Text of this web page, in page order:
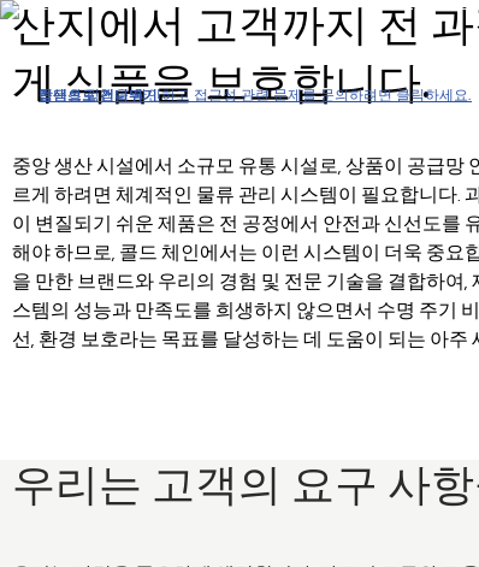
접근성 정책을 확인하고 접근성 관련 문제를 문의하려면 클릭하세요.
탐색으로 건너뛰기
콘텐츠로 건너뛰기
검색으로 건너뛰기
산지에서 고객까지 전
게 식품을 보호합니다.
중앙 생산 시설에서 소규모 유통 시설로, 상품이 공급망
르게 하려면 체계적인 물류 관리 시스템이 필요합니다.
이 변질되기 쉬운 제품은 전 공정에서 안전과 신선도를
해야 하므로, 콜드 체인에서는 이런 시스템이 더욱 중요
을 만한 브랜드와 우리의 경험 및 전문 기술을 결합하여,
스템의 성능과 만족도를 희생하지 않으면서 수명 주기
선, 환경 보호라는 목표를 달성하는 데 도움이 되는 아
우리는 고객의 요구 사